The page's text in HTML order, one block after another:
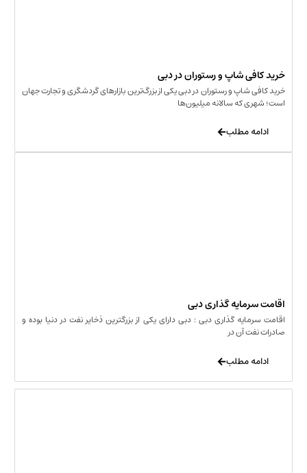
خرید کافی‌ شاپ و رستوران در دبی
خرید کافی‌ شاپ و رستوران در دبی یکی از بزرگ‌ترین بازارهای گردشگری و تجارت جهان
است؛ شهری که سالانه میلیون‌ها
ادامه مطلب
اقامت سرمایه گذاری دبی
اقامت سرمایه گذاری دبی : دبی دارای یکی از بزرگترین ذخایر نفت در دنیا بوده و
صادرات نفت آن در
ادامه مطلب